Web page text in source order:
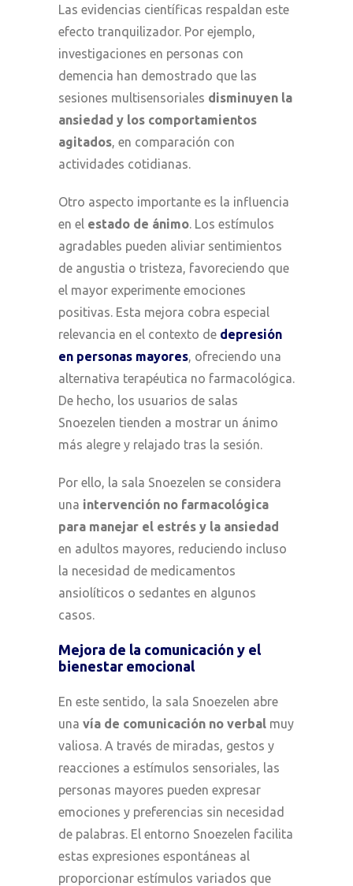
Las evidencias científicas respaldan este
efecto tranquilizador. Por ejemplo,
investigaciones en personas con
demencia han demostrado que las
sesiones multisensoriales disminuyen la
ansiedad y los comportamientos
agitados, en comparación con
actividades cotidianas.
Otro aspecto importante es la influencia
en el estado de ánimo. Los estímulos
agradables pueden aliviar sentimientos
de angustia o tristeza, favoreciendo que
el mayor experimente emociones
positivas. Esta mejora cobra especial
relevancia en el contexto de depresión
en personas mayores, ofreciendo una
alternativa terapéutica no farmacológica.
De hecho, los usuarios de salas
Snoezelen tienden a mostrar un ánimo
más alegre y relajado tras la sesión.
Por ello, la sala Snoezelen se considera
una intervención no farmacológica
para manejar el estrés y la ansiedad
en adultos mayores, reduciendo incluso
la necesidad de medicamentos
ansiolíticos o sedantes en algunos
casos.
Mejora de la comunicación y el
bienestar emocional
En este sentido, la sala Snoezelen abre
una vía de comunicación no verbal muy
valiosa. A través de miradas, gestos y
reacciones a estímulos sensoriales, las
personas mayores pueden expresar
emociones y preferencias sin necesidad
de palabras. El entorno Snoezelen facilita
estas expresiones espontáneas al
proporcionar estímulos variados que